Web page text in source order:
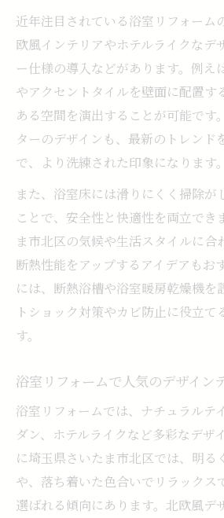
近年注目されている浴室リフォーム
欧風インテリアやホテルライクなデ
ー仕様の導入などがあります。例え
やアクセントタイルを壁面に配置す
ある空間を演出することが可能です
ターのデザインも、最新のトレンド
で、より洗練された印象になります。
また、浴室床には滑りにくく掃除が
ことで、安全性と快適性を両立でき
ま市北区の気候や生活スタイルに合
断熱性能をアップするアイデアもお
には、断熱浴槽や浴室暖房乾燥機を
トショック対策やカビ防止に役立て
す。
浴室リフォームで人気のデザイン
浴室リフォームでは、ナチュラルテ
ダン、ホテルライクなど多彩なデザ
に埼玉県さいたま市北区では、明る
や、落ち着いた色合いでリラックス
選ばれる傾向にあります。北欧風デ